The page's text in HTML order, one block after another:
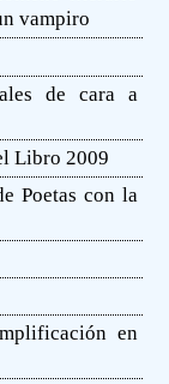
vampiro
de cara a
Libro 2009
Poetas con la
en